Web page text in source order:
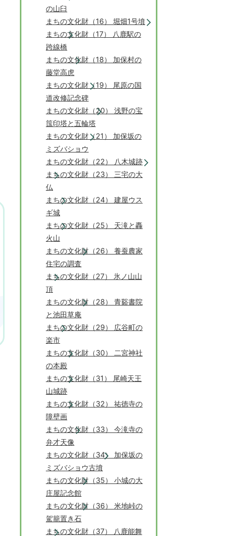
の山臼
まちの文化財（16） 堀畑1号墳
まちの文化財（17） 八鹿駅の
跨線橋
まちの文化財（18） 加保村の
藤堂高虎
まちの文化財（19） 尾原の国
道改修記念碑
まちの文化財（20） 浅野の宝
筺印塔と五輪塔
まちの文化財（21） 加保坂の
ミズバショウ
まちの文化財（22） 八木城跡
まちの文化財（23） 三宅の大
仏
まちの文化財（24） 建屋ウス
ギ城
まちの文化財（25） 天滝と轟
火山
まちの文化財（26） 養蚕農家
住宅の調査
まちの文化財（27） 氷ノ山山
頂
まちの文化財（28） 青谿書院
と池田草庵
まちの文化財（29） 広谷町の
楽市
まちの文化財（30） 二宮神社
の本殿
まちの文化財（31） 尾崎天王
山城跡
まちの文化財（32） 祐徳寺の
障壁画
まちの文化財（33） 今滝寺の
弁才天像
まちの文化財（34） 加保坂の
ミズバショウ古墳
まちの文化財（35） 小城の大
庄屋記念館
まちの文化財（36） 米地峠の
駕籠置き石
まちの文化財（37） 八鹿能舞